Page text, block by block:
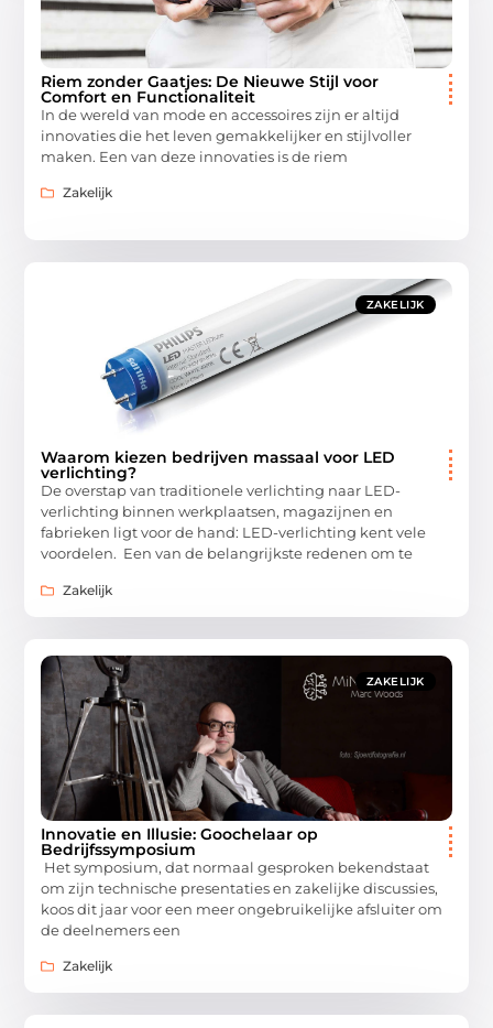
Riem zonder Gaatjes: De Nieuwe Stijl voor
Comfort en Functionaliteit
In de wereld van mode en accessoires zijn er altijd
innovaties die het leven gemakkelijker en stijlvoller
maken. Een van deze innovaties is de riem
Zakelijk
ZAKELIJK
Waarom kiezen bedrijven massaal voor LED
verlichting?
De overstap van traditionele verlichting naar LED-
verlichting binnen werkplaatsen, magazijnen en
fabrieken ligt voor de hand: LED-verlichting kent vele
voordelen. Een van de belangrijkste redenen om te
Zakelijk
ZAKELIJK
Innovatie en Illusie: Goochelaar op
Bedrijfssymposium
Het symposium, dat normaal gesproken bekendstaat
om zijn technische presentaties en zakelijke discussies,
koos dit jaar voor een meer ongebruikelijke afsluiter om
de deelnemers een
Zakelijk